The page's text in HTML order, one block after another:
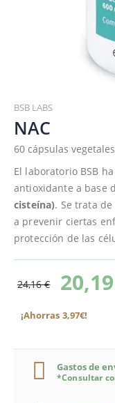
al
comienzo
de
la
galería
imágenes
BSB LABS
NAC
60 cápsulas vegetales
El laboratorio BSB
antioxidante a base
cisteína). Se trata
a prevenir ciertas
protección de las
24,16 €
¡Ahorras 3,97€!
Gastos de
*Consultar